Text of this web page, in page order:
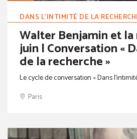
DANS L'INTIMITÉ DE LA
Walter Benjamin et la
juin | Conversation «
de la recherche »
Le cycle de conversation « Dans
Paris